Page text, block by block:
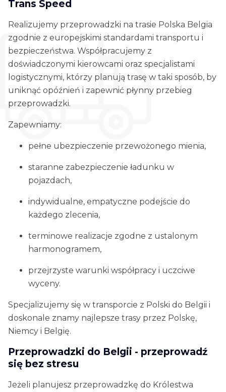
Trans Speed
Realizujemy przeprowadzki na trasie Polska Belgia
zgodnie z europejskimi standardami transportu i
bezpieczeństwa. Współpracujemy z
doświadczonymi kierowcami oraz specjalistami
logistycznymi, którzy planują trasę w taki sposób, by
uniknąć opóźnień i zapewnić płynny przebieg
przeprowadzki.
Zapewniamy:
pełne ubezpieczenie przewożonego mienia,
staranne zabezpieczenie ładunku w
pojazdach,
indywidualne, empatyczne podejście do
każdego zlecenia,
terminowe realizacje zgodne z ustalonym
harmonogramem,
przejrzyste warunki współpracy i uczciwe
wyceny.
Specjalizujemy się w transporcie z Polski do Belgii i
doskonale znamy najlepsze trasy przez Polskę,
Niemcy i Belgię.
Przeprowadzki do Belgii - przeprowadź
się bez stresu
Jeżeli planujesz przeprowadzkę do Królestwa